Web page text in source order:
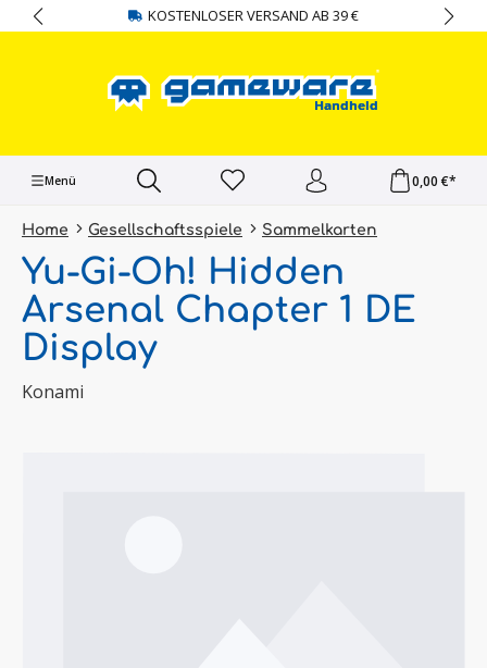
springen KOSTENLOSER VERSAND AB 39 €
Menü 0,00 €*
Home Gesellschaftsspiele Sammelkarten
Yu-Gi-Oh! Hidden
Arsenal Chapter 1 DE
Display
Konami